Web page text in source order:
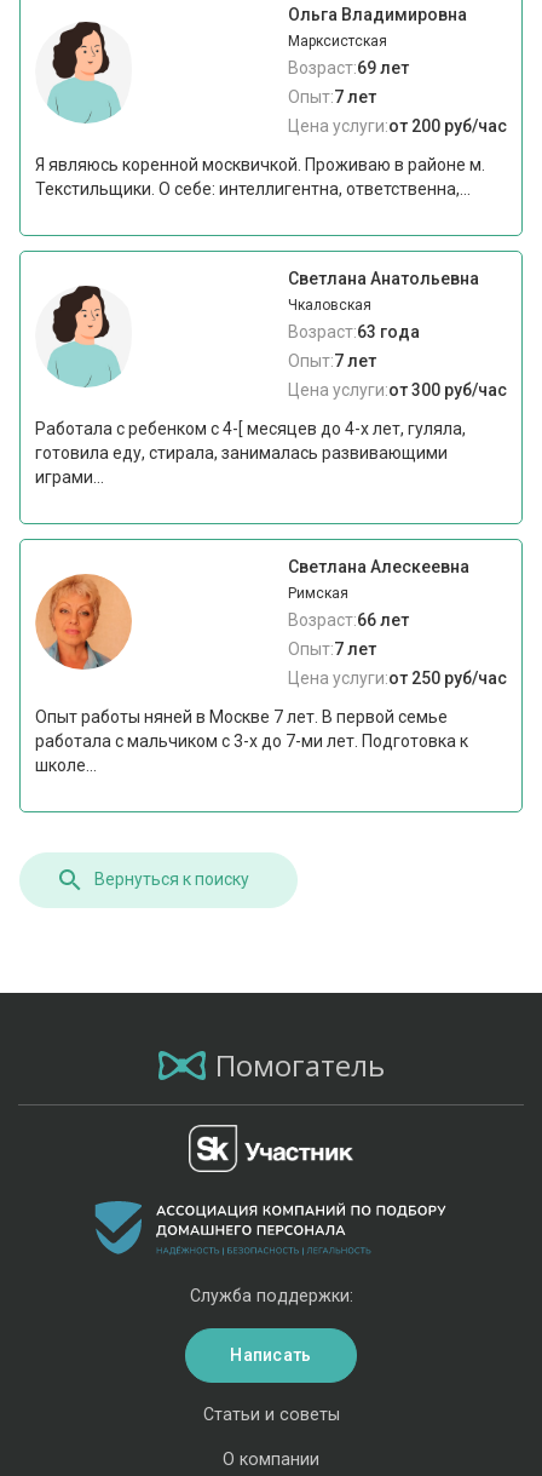
Ольга Владимировна
Марксистская
Возраст:69 лет
Опыт:7 лет
Цена услуги:от 200 руб/час
Я являюсь коренной москвичкой. Проживаю в районе м.
Текстильщики. О себе: интеллигентна, ответственна,...
Светлана Анатольевна
Чкаловская
Возраст:63 года
Опыт:7 лет
Цена услуги:от 300 руб/час
Работала с ребенком с 4-[ месяцев до 4-х лет, гуляла,
готовила еду, стирала, занималась развивающими
играми...
Светлана Алескеевна
Римская
Возраст:66 лет
Опыт:7 лет
Цена услуги:от 250 руб/час
Опыт работы няней в Москве 7 лет. В первой семье
работала с мальчиком с 3-х до 7-ми лет. Подготовка к
школе...
Вернуться к поиску
Помогатель
Статьи и советы
О компании
Служба поддержки:
Написать